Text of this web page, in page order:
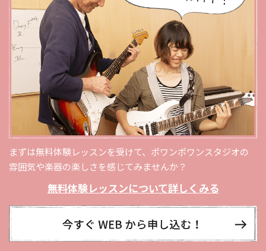
まずは無料体験レッスンを受けて、ポワンポワンスタジオの
雰囲気や楽器の楽しさを感じてみませんか？
無料体験レッスンについて詳しくみる